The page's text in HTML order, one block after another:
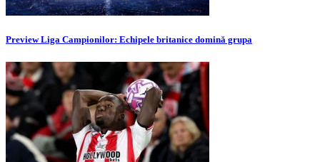
Preview Liga Campionilor: Echipele britanice domină grupa